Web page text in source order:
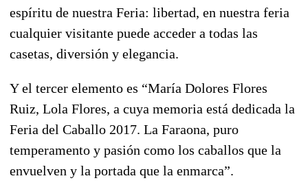
espíritu de nuestra Feria: libertad, en nuestra feria
cualquier visitante puede acceder a todas las
casetas, diversión y elegancia.
Y el tercer elemento es “María Dolores Flores
Ruiz, Lola Flores, a cuya memoria está dedicada la
Feria del Caballo 2017. La Faraona, puro
temperamento y pasión como los caballos que la
envuelven y la portada que la enmarca”.